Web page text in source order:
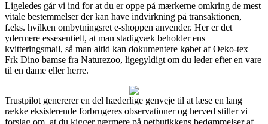
Ligeledes går vi ind for at du er oppe på mærkerne omkring de mest
vitale bestemmelser der kan have indvirkning på transaktionen,
f.eks. hvilken ombytningsret e-shoppen anvender. Her er det
ydermere essesentielt, at man stadigvæk beholder ens
kvitteringsmail, så man altid kan dokumentere købet af Oeko-tex
Frk Dino bamse fra Naturezoo, ligegyldigt om du leder efter en vare
til en dame eller herre.
Trustpilot genererer en del hæderlige genveje til at læse en lang
række eksisterende forbrugeres observationer og herved stiller vi
forslag om, at du kigger nærmere på netbutikkens bedømmelser af